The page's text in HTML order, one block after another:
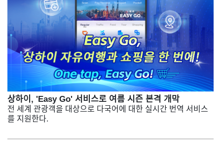
상하이, 'Easy Go' 서비스로 여름 시즌 본격 개막​
전 세계 관광객을 대상으로 다국어에 대한 실시간 번역 서비스
를 지원한다.